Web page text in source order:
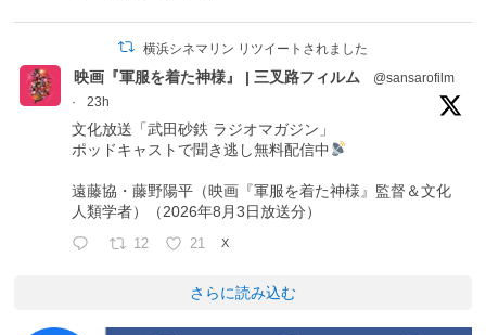
横浜シネマリン リツイートされました
映画『軍服を着た神様』 | 三叉路フィルム
@sansarofilm
·
23h
文化放送「武田砂鉄 ラジオマガジン」
ポッドキャストで聞き逃し無料配信中
遠藤協・藤野陽平（映画『軍服を着た神様』監督＆文化
人類学者）（2026年8月3日放送分）
12 21 X
さらに読み込む